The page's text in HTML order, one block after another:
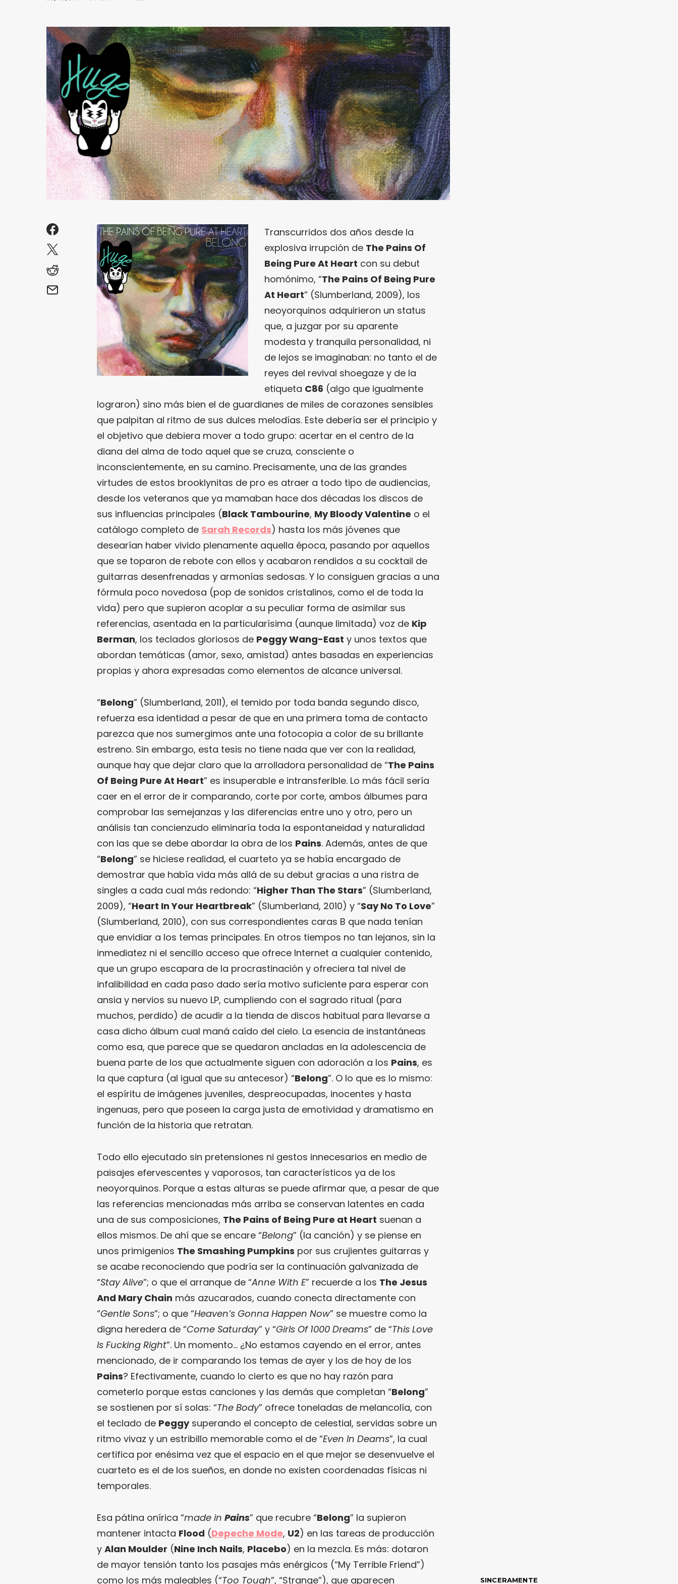
Transcurridos dos años desde la
explosiva irrupción de The Pains Of
Being Pure At Heart con su debut
homónimo, “The Pains Of Being Pure
At Heart” (Slumberland, 2009), los
neoyorquinos adquirieron un status
que, a juzgar por su aparente
modesta y tranquila personalidad, ni
de lejos se imaginaban: no tanto el de
reyes del revival shoegaze y de la
etiqueta C86 (algo que igualmente
lograron) sino más bien el de guardianes de miles de corazones sensibles
que palpitan al ritmo de sus dulces melodías. Este debería ser el principio y
el objetivo que debiera mover a todo grupo: acertar en el centro de la
diana del alma de todo aquel que se cruza, consciente o
inconscientemente, en su camino. Precisamente, una de las grandes
virtudes de estos brooklynitas de pro es atraer a todo tipo de audiencias,
desde los veteranos que ya mamaban hace dos décadas los discos de
sus influencias principales (Black Tambourine, My Bloody Valentine o el
catálogo completo de Sarah Records) hasta los más jóvenes que
desearían haber vivido plenamente aquella época, pasando por aquellos
que se toparon de rebote con ellos y acabaron rendidos a su cocktail de
guitarras desenfrenadas y armonías sedosas. Y lo consiguen gracias a una
fórmula poco novedosa (pop de sonidos cristalinos, como el de toda la
vida) pero que supieron acoplar a su peculiar forma de asimilar sus
referencias, asentada en la particularísima (aunque limitada) voz de Kip
Berman, los teclados gloriosos de Peggy Wang-East y unos textos que
abordan temáticas (amor, sexo, amistad) antes basadas en experiencias
propias y ahora expresadas como elementos de alcance universal.
“Belong” (Slumberland, 2011), el temido por toda banda segundo disco,
refuerza esa identidad a pesar de que en una primera toma de contacto
parezca que nos sumergimos ante una fotocopia a color de su brillante
estreno. Sin embargo, esta tesis no tiene nada que ver con la realidad,
aunque hay que dejar claro que la arrolladora personalidad de “The Pains
Of Being Pure At Heart” es insuperable e intransferible. Lo más fácil sería
caer en el error de ir comparando, corte por corte, ambos álbumes para
comprobar las semejanzas y las diferencias entre uno y otro, pero un
análisis tan concienzudo eliminaría toda la espontaneidad y naturalidad
con las que se debe abordar la obra de los Pains. Además, antes de que
“Belong” se hiciese realidad, el cuarteto ya se había encargado de
demostrar que había vida más allá de su debut gracias a una ristra de
singles a cada cual más redondo: “Higher Than The Stars” (Slumberland,
2009), “Heart In Your Heartbreak” (Slumberland, 2010) y “Say No To Love”
(Slumberland, 2010), con sus correspondientes caras B que nada tenían
que envidiar a los temas principales. En otros tiempos no tan lejanos, sin la
inmediatez ni el sencillo acceso que ofrece Internet a cualquier contenido,
que un grupo escapara de la procrastinación y ofreciera tal nivel de
infalibilidad en cada paso dado sería motivo suficiente para esperar con
ansia y nervios su nuevo LP, cumpliendo con el sagrado ritual (para
muchos, perdido) de acudir a la tienda de discos habitual para llevarse a
casa dicho álbum cual maná caído del cielo. La esencia de instantáneas
como esa, que parece que se quedaron ancladas en la adolescencia de
buena parte de los que actualmente siguen con adoración a los Pains, es
la que captura (al igual que su antecesor) “Belong”. O lo que es lo mismo:
el espíritu de imágenes juveniles, despreocupadas, inocentes y hasta
ingenuas, pero que poseen la carga justa de emotividad y dramatismo en
función de la historia que retratan.
Todo ello ejecutado sin pretensiones ni gestos innecesarios en medio de
paisajes efervescentes y vaporosos, tan característicos ya de los
neoyorquinos. Porque a estas alturas se puede afirmar que, a pesar de que
las referencias mencionadas más arriba se conservan latentes en cada
una de sus composiciones, The Pains of Being Pure at Heart suenan a
ellos mismos. De ahí que se encare “Belong” (la canción) y se piense en
unos primigenios The Smashing Pumpkins por sus crujientes guitarras y
se acabe reconociendo que podría ser la continuación galvanizada de
“Stay Alive”; o que el arranque de “Anne With E” recuerde a los The Jesus
And Mary Chain más azucarados, cuando conecta directamente con
“Gentle Sons”; o que “Heaven’s Gonna Happen Now” se muestre como la
digna heredera de “Come Saturday” y “Girls Of 1000 Dreams” de “This Love
Is Fucking Right”. Un momento… ¿No estamos cayendo en el error, antes
mencionado, de ir comparando los temas de ayer y los de hoy de los
Pains? Efectivamente, cuando lo cierto es que no hay razón para
cometerlo porque estas canciones y las demás que completan “Belong”
se sostienen por sí solas: “The Body” ofrece toneladas de melancolía, con
el teclado de Peggysuperando el concepto de celestial, servidas sobre un
ritmo vivaz y un estribillo memorable como el de “Even In Deams”, la cual
certifica por enésima vez que el espacio en el que mejor se desenvuelve el
cuarteto es el de los sueños, en donde no existen coordenadas físicas ni
temporales.
Esa pátina onírica “made in Pains” que recubre “Belong” la supieron
mantener intacta Flood (Depeche Mode, U2) en las tareas de producción
y Alan Moulder (Nine Inch Nails, Placebo) en la mezcla. Es más: dotaron
de mayor tensión tanto los pasajes más enérgicos (“My Terrible Friend”)
como los más maleables (“Too Tough”, “Strange”), que aparecen SINCERAMENTE